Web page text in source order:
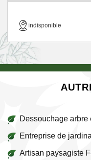
indisponible
Dessouchage
Entreprise de
Artisan paysagiste